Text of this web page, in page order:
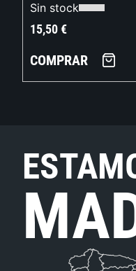
Sin stock
15,50€
COMPRAR